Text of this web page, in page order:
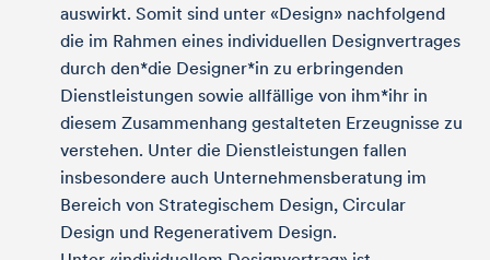
auswirkt. Somit sind unter «Design» nachfolgend
die im Rahmen eines individuellen Designvertrages
durch den*die Designer*in zu erbringenden
Dienstleistungen sowie allfällige von ihm*ihr in
diesem Zusammenhang gestalteten Erzeugnisse zu
verstehen. Unter die Dienstleistungen fallen
insbesondere auch Unternehmensberatung im
Bereich von Strategischem Design, Circular
Design und Regenerativem Design.